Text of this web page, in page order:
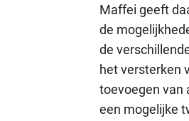
Maffei geeft
de
de
het versterken
toevoegen van
een mogelijke